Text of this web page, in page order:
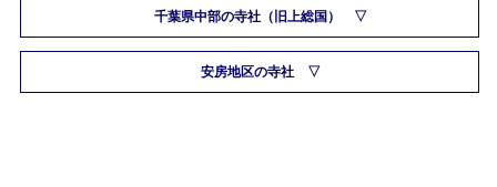
千葉県中部の寺社（旧上総国）
安房地区の寺社